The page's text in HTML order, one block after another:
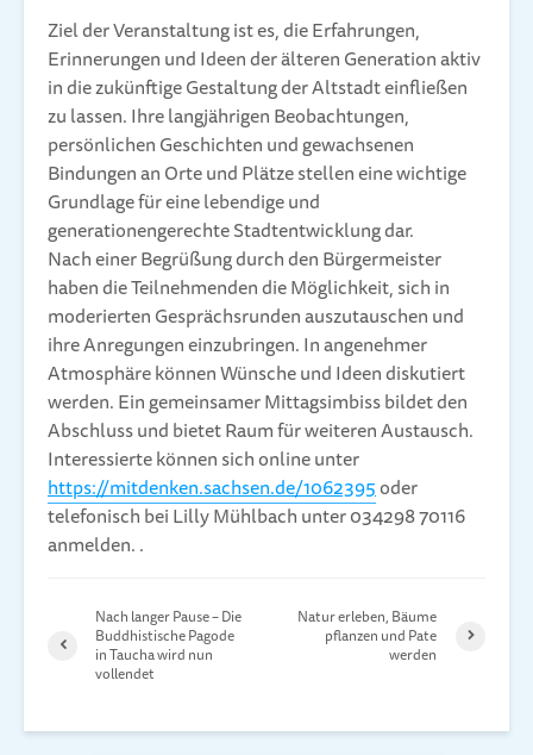
Ziel der Veranstaltung ist es, die Erfahrungen,
Erinnerungen und Ideen der älteren Generation aktiv
in die zukünftige Gestaltung der Altstadt einfließen
zu lassen. Ihre langjährigen Beobachtungen,
persönlichen Geschichten und gewachsenen
Bindungen an Orte und Plätze stellen eine wichtige
Grundlage für eine lebendige und
generationengerechte Stadtentwicklung dar.
Nach einer Begrüßung durch den Bürgermeister
haben die Teilnehmenden die Möglichkeit, sich in
moderierten Gesprächsrunden auszutauschen und
ihre Anregungen einzubringen. In angenehmer
Atmosphäre können Wünsche und Ideen diskutiert
werden. Ein gemeinsamer Mittagsimbiss bildet den
Abschluss und bietet Raum für weiteren Austausch.
Interessierte können sich online unter
https://mitdenken.sachsen.de/1062395oder
telefonisch bei Lilly Mühlbach unter 034298 70116
anmelden. .
Nach langer Pause – Die
Buddhistische Pagode
in Taucha wird nun
vollendet
Natur erleben, Bäume
pflanzen und Pate
werden